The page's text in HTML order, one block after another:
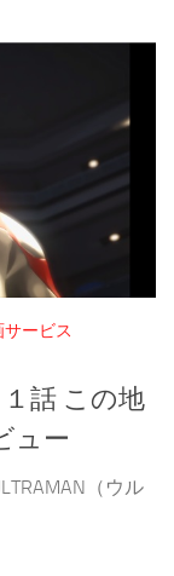
サービス
話 この地
ュー
（ウル